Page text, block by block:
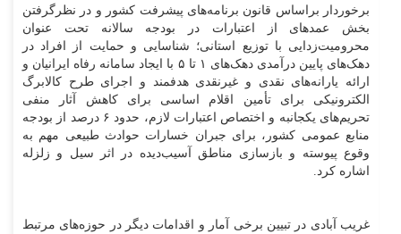
برخوردار براساس قانون برنامه‌های پیشرفت کشور و در نظرگرفتن
بخش عمد‌های از اعتبارات در بودجه سالانه تحت عنوان
محرومیت‌زدایی با توزیع استانی؛ شناسایی و حمایت از افراد در
دهک‌های پایین درآمدی دهک‌های ۱ تا ۵ با ایجاد سامانه رفاه ایرانیان و
ارائه یارانه‌های نقدی و غیرنقدی هدفمند و اجرای طرح کالابرگ
الکترونیکی برای تأمین اقلام اساسی برای کاهش آثار منفی
تحریم‌های یکجانبه و اختصاص اعتبارات لازم، حدود ۶ درصد از بودجه
منابع عمومی کشور، برای جبران خسارات حوادث طبیعی مهم به
وقوع پیوسته و بازسازی مناطق آسیب‌دیده در اثر سیل و زلزله
اشاره کرد.
غریب آبادی در تبیین برخی آمار و اقدامات دیگر در حوزه‌های مرتبط